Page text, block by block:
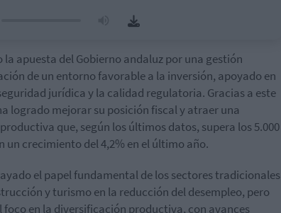
apuesta del Gobierno andaluz por una gestión
de un entorno favorable a la inversión, apoyado en
jurídica y la calidad regulatoria. Gracias a este
logrado mejorar su posición fiscal y atraer una
que, según los últimos datos, supera los 5.000
un crecimiento del 4,2% en el último año.
el papel fundamental de los sectores tradicionales
y turismo en la reducción del desempleo, pero
foco en la diversificación productiva, con avances